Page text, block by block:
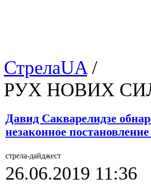
СтрелаUA/
РУХ НОВИХ
Давид Сакварелидзе
незаконное
стрела-дайджест
26.06.2019 11:36